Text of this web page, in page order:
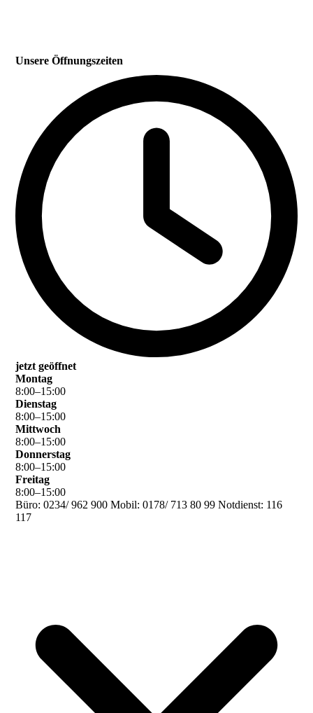
Unsere Öffnungszeiten
jetzt geöffnet
Montag
8:00–15:00
Dienstag
8:00–15:00
Mittwoch
8:00–15:00
Donnerstag
8:00–15:00
Freitag
8:00–15:00
Büro: 0234/ 962 900 Mobil: 0178/ 713 80 99 Notdienst: 116
117